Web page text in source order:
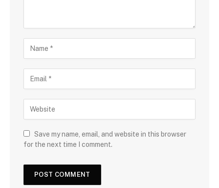
Save my name, email, and website in this browser
for the next time I comment.